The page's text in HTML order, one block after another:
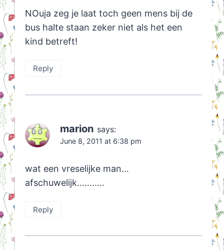
NOuja zeg je laat toch geen mens bij de
bus halte staan zeker niet als het een
kind betreft!
Reply
marion says:
June 8, 2011 at 6:38 pm
wat een vreselijke man…
afschuwelijk………..
Reply